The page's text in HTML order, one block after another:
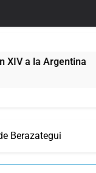
Berazategui